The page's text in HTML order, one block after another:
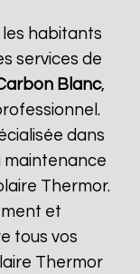
les habitants
services de
Blanc,
dans
maintenance
Thermor.
et
tous vos
Thermor